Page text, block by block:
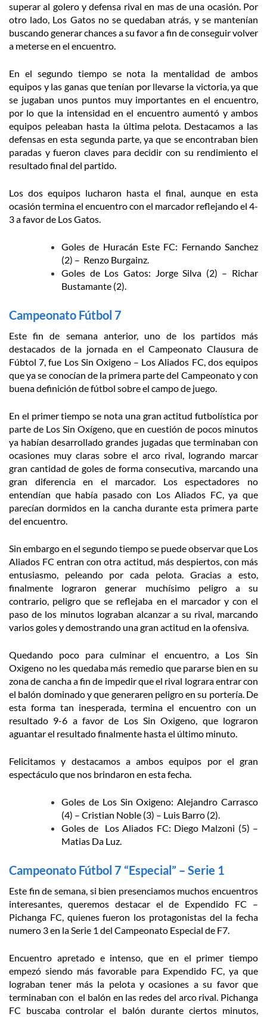
superar al golero y defensa rival en mas de una ocasión. Por
otro lado, Los Gatos no se quedaban atrás, y se mantenían
buscando generar chances a su favor a fin de conseguir volver
a meterse en el encuentro.
En el segundo tiempo se nota la mentalidad de ambos
equipos y las ganas que tenían por llevarse la victoria, ya que
se jugaban unos puntos muy importantes en el encuentro,
por lo que la intensidad en el encuentro aumentó y ambos
equipos peleaban hasta la última pelota. Destacamos a las
defensas en esta segunda parte, ya que se encontraban bien
paradas y fueron claves para decidir con su rendimiento el
resultado final del partido.
Los dos equipos lucharon hasta el final, aunque en esta
ocasión termina el encuentro con el marcador reflejando el 4-
3 a favor de Los Gatos.
Goles de Huracán Este FC: Fernando Sanchez
(2) – Renzo Burgainz.
Goles de Los Gatos: Jorge Silva (2) – Richar
Bustamante (2).
Campeonato Fútbol 7
Este fin de semana anterior, uno de los partidos más
destacados de la jornada en el Campeonato Clausura de
Fúbtol 7, fue Los Sin Oxigeno – Los Aliados FC, dos equipos
que ya se conocían de la primera parte del Campeonato y con
buena definición de fútbol sobre el campo de juego.
En el primer tiempo se nota una gran actitud futbolística por
parte de Los Sin Oxígeno, que en cuestión de pocos minutos
ya habían desarrollado grandes jugadas que terminaban con
ocasiones muy claras sobre el arco rival, logrando marcar
gran cantidad de goles de forma consecutiva, marcando una
gran diferencia en el marcador. Los espectadores no
entendían que había pasado con Los Aliados FC, ya que
parecían dormidos en la cancha durante esta primera parte
del encuentro.
Sin embargo en el segundo tiempo se puede observar que Los
Aliados FC entran con otra actitud, más despiertos, con más
entusiasmo, peleando por cada pelota. Gracias a esto,
finalmente lograron generar muchísimo peligro a su
contrario, peligro que se reflejaba en el marcador y con el
paso de los minutos lograban alcanzar a su rival, marcando
varios goles y demostrando una gran actitud en la ofensiva.
Quedando poco para culminar el encuentro, a Los Sin
Oxigeno no les quedaba más remedio que pararse bien en su
zona de cancha a fin de impedir que el rival lograra entrar con
el balón dominado y que generaren peligro en su portería. De
esta forma tan inesperada, termina el encuentro con un
resultado 9-6 a favor de Los Sin Oxigeno, que lograron
aguantar el resultado finalmente hasta el último minuto.
Felicitamos y destacamos a ambos equipos por el gran
espectáculo que nos brindaron en esta fecha.
Goles de Los Sin Oxigeno: Alejandro Carrasco
(4) – Cristian Noble (3) – Luis Barro (2).
Goles de Los Aliados FC: Diego Malzoni (5) –
Matias Da Luz.
Campeonato Fútbol 7 “Especial” – Serie 1
Este fin de semana, si bien presenciamos muchos encuentros
interesantes, queremos destacar el de Expendido FC –
Pichanga FC, quienes fueron los protagonistas del la fecha
numero 3 en la Serie 1 del Campeonato Especial de F7.
Encuentro apretado e intenso, que en el primer tiempo
empezó siendo más favorable para Expendido FC, ya que
lograban tener más la pelota y ocasiones a su favor que
terminaban con el balón en las redes del arco rival. Pichanga
FC buscaba controlar el balón durante ciertos minutos,